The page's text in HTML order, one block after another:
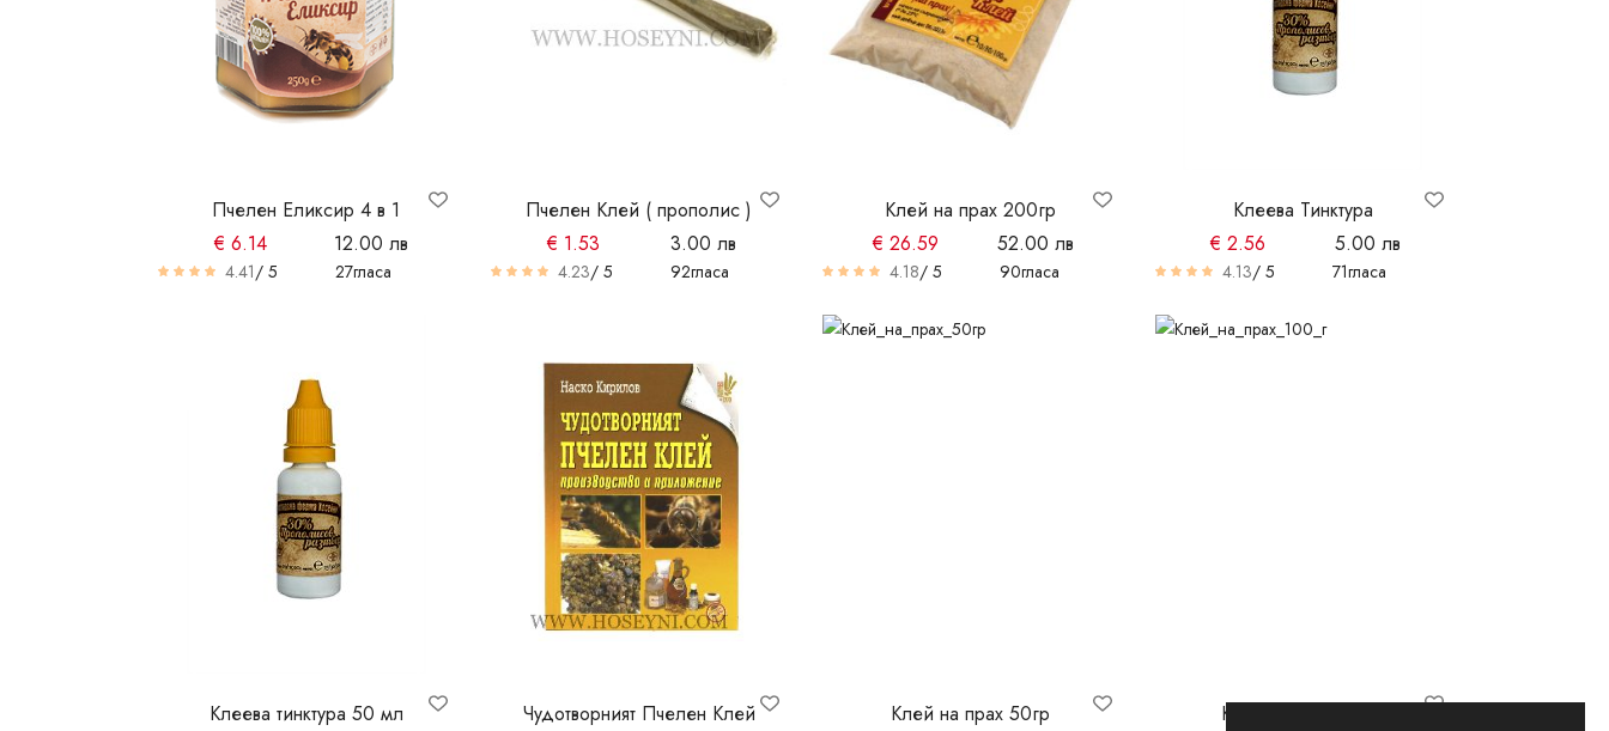
Пчелен Еликсир 4 в 1
€ 6.14 12.00 лв
4.41/ 5 27гласа
Пчелен Клей ( прополис )
€ 1.53 3.00 лв
4.23/ 5 92гласа
Клей на прах 200гр
€ 26.59 52.00 лв
4.18/ 5 90гласа
Клеева Тинктура
€ 2.56 5.00 лв
4.13/ 5 71гласа
Клеева тинктура 50 мл Чудотворният Пчелен Клей Клей на прах 50гр Клей на прах 100 г